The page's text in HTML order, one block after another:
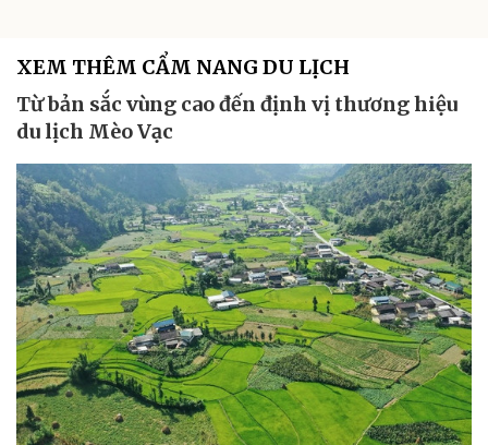
XEM THÊM CẨM NANG DU LỊCH
Từ bản sắc vùng cao đến định vị thương hiệu
du lịch Mèo Vạc